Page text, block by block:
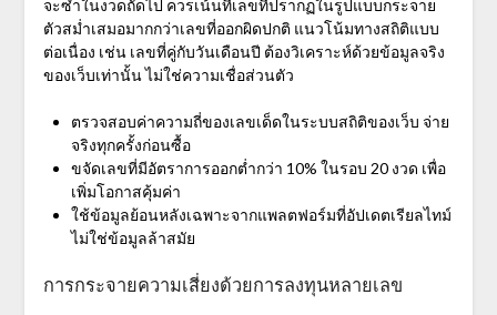
จะซ้ำในงวดถัดไป ควรเน้นที่เลขที่ปรากฏในรูปแบบกระจาย
ตัวสม่ำเสมอมากกว่าเลขที่ออกผิดปกติ แนวโน้มทางสถิติแบบ
ต่อเนื่อง เช่น เลขที่คู่กับวันเดือนปี ต้องวิเคราะห์ด้วยข้อมูลจริง
ของเว็บเท่านั้น ไม่ใช่ความเชื่อส่วนตัว
ตรวจสอบค่าความถี่ของเลขเด็ดในระบบสถิติของเว็บ จ่าย
จริงทุกครั้งก่อนซื้อ
ขจัดเลขที่มีอัตราการออกต่ำกว่า 10% ในรอบ 20 งวด เพื่อ
เพิ่มโอกาสคุ้มค่า
ใช้ข้อมูลย้อนหลังเฉพาะจากแพลตฟอร์มที่อัปเดตเรียลไทม์
ไม่ใช่ข้อมูลล้าสมัย
การกระจายความเสี่ยงด้วยการลงทุนหลายเลข